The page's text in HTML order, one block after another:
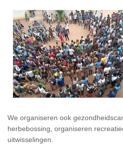
We organiseren ook
herbebossing, organiseren
uitwisselingen.